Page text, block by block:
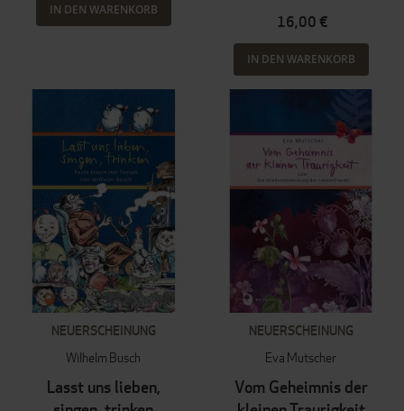
IN DEN WARENKORB
16,00 €
IN DEN WARENKORB
NEUERSCHEINUNG
Wilhelm Busch
Lasst uns lieben,
NEUERSCHEINUNG
Eva Mutscher
Vom Geheimnis der